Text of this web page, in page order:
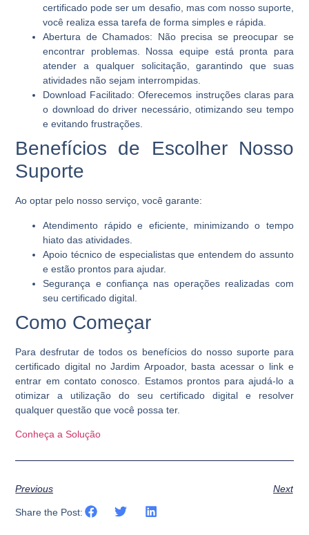
certificado pode ser um desafio, mas com nosso suporte,
você realiza essa tarefa de forma simples e rápida.
Abertura de Chamados: Não precisa se preocupar se
encontrar problemas. Nossa equipe está pronta para
atender a qualquer solicitação, garantindo que suas
atividades não sejam interrompidas.
Download Facilitado: Oferecemos instruções claras para
o download do driver necessário, otimizando seu tempo
e evitando frustrações.
Benefícios de Escolher Nosso
Suporte
Ao optar pelo nosso serviço, você garante:
Atendimento rápido e eficiente, minimizando o tempo
hiato das atividades.
Apoio técnico de especialistas que entendem do assunto
e estão prontos para ajudar.
Segurança e confiança nas operações realizadas com
seu certificado digital.
Como Começar
Para desfrutar de todos os benefícios do nosso suporte para
certificado digital no Jardim Arpoador, basta acessar o link e
entrar em contato conosco. Estamos prontos para ajudá-lo a
otimizar a utilização do seu certificado digital e resolver
qualquer questão que você possa ter.
Conheça a Solução
Previous Next
Share the Post: